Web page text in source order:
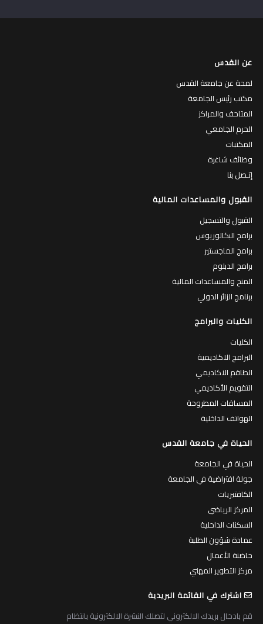
عن القدس
لمحة عن جامعة القدس
مكتب رئيس الجامعة
المتاحف والمراكز
الحرم الجامعي
المكتبات
وظائف شاغرة
إتـصل بنا
القبول والمساعدات المالية
القبول والتسجيل
برامج البكالوريوس
برامج الماجستير
برامج الدبلوم
المنح والمساعدات المالية
برنامج الزائر الدولي
الكليات والبرامج
الكليات
البرامج الاكاديمية
الطاقم الاكاديمي
التقويم الأكاديمي
المساقات المطروحة
الهواتف الداخلية
الحياة في جامعة القدس
الحياة في الجامعة
جولة افتراضية في الجامعة
الكافتيريات
المركز الرياضي
السكنات الداخلية
عمادة شؤون الطلبة
حاضنة الأعمال
مركز التطوير المهني
اشترك في القائمة البريدية
قم بادخال بريدك الالكتروني لتصلك النشرة الالكترونية بانتظام